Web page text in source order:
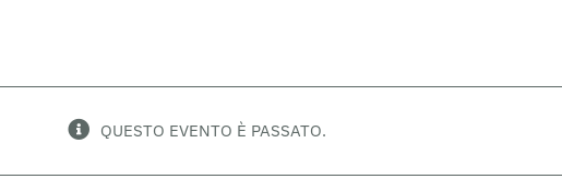
QUESTO EVENTO È PASSATO.